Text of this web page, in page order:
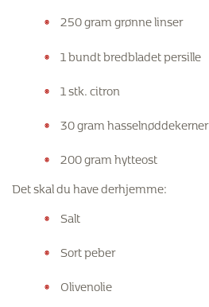
250 gram grønne linser
1 bundt bredbladet persille
1 stk. citron
30 gram hasselnøddekerner
200 gram hytteost
Det skal du have derhjemme:
Salt
Sort peber
Olivenolie